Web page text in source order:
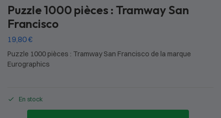
Puzzle 1000 pièces : Tramway San
Francisco
19,80€
Puzzle 1000 pièces : Tramway San Francisco de la marque
Eurographics
En stock